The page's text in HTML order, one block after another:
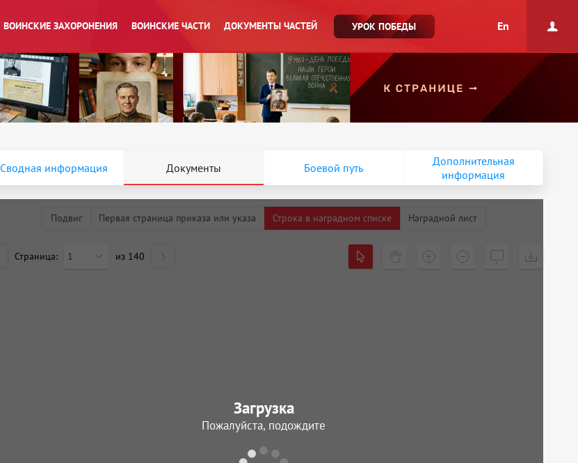
ВОИНСКИЕ ЗАХОРОНЕНИЯ ВОИНСКИЕ ЧАСТИ ДОКУМЕНТЫ ЧАСТЕЙ УРОК ПОБЕДЫ En
Сводная информация Документы Боевой путь
Дополнительная
информация
Подвиг Первая страница приказа или указа Строка в наградном списке Наградной лист
Страница: 1 из 140
Загрузка
Пожалуйста, подождите